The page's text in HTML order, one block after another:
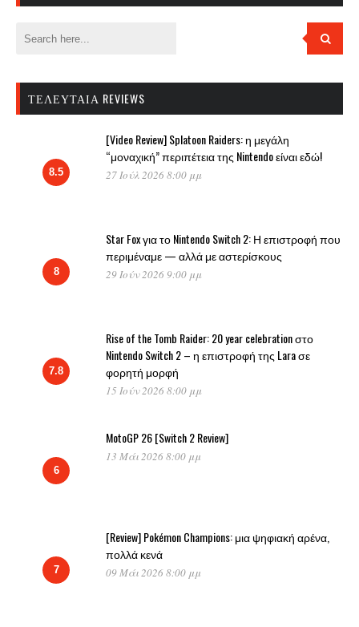
ΤΕΛΕΥΤΑΊΑ REVIEWS
8.5
[Video Review] Splatoon Raiders: η μεγάλη
“μοναχική” περιπέτεια της Nintendo είναι εδώ!
27 Ιούλ 2026 8:00 μμ
8
Star Fox για το Nintendo Switch 2: Η επιστροφή που
περιμέναμε — αλλά με αστερίσκους
29 Ιούν 2026 9:00 μμ
7.8
Rise of the Tomb Raider: 20 year celebration στο
Nintendo Switch 2 – η επιστροφή της Lara σε
φορητή μορφή
15 Ιούν 2026 8:00 μμ
6
MotoGP 26 [Switch 2 Review]
13 Μάι 2026 8:00 μμ
7
[Review] Pokémon Champions: μια ψηφιακή αρένα,
πολλά κενά
09 Μάι 2026 8:00 μμ